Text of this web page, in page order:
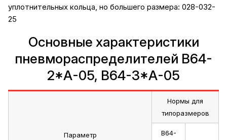
уплотнительных кольца, но большего размера: 028-032-
25
Основные характеристики
пневмораспределителей В64-
2*А-05, В64-3*А-05
Параметр
Нормы для
типоразмеров
В64-